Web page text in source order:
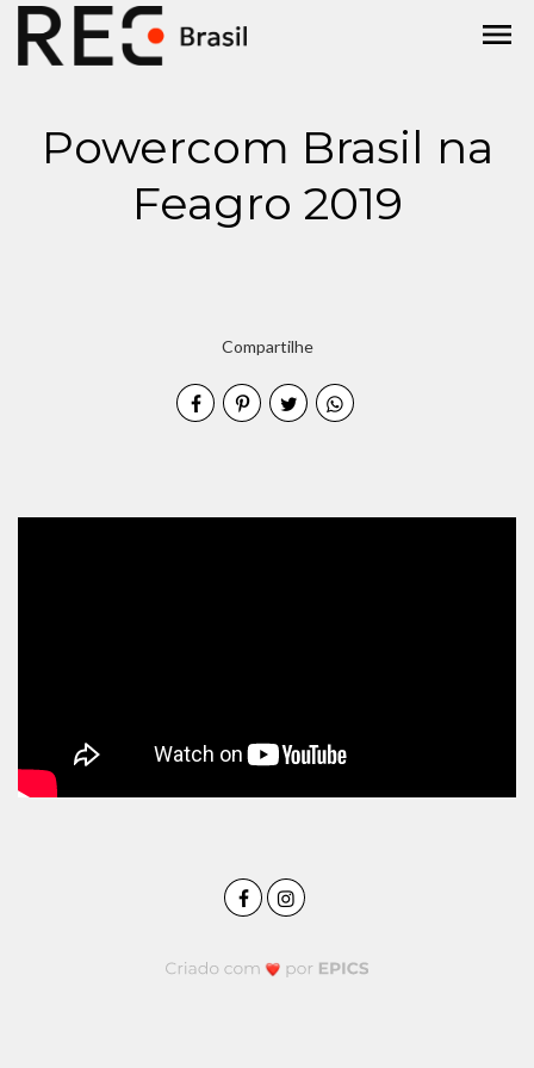
menu
Powercom Brasil na
Feagro 2019
Compartilhe